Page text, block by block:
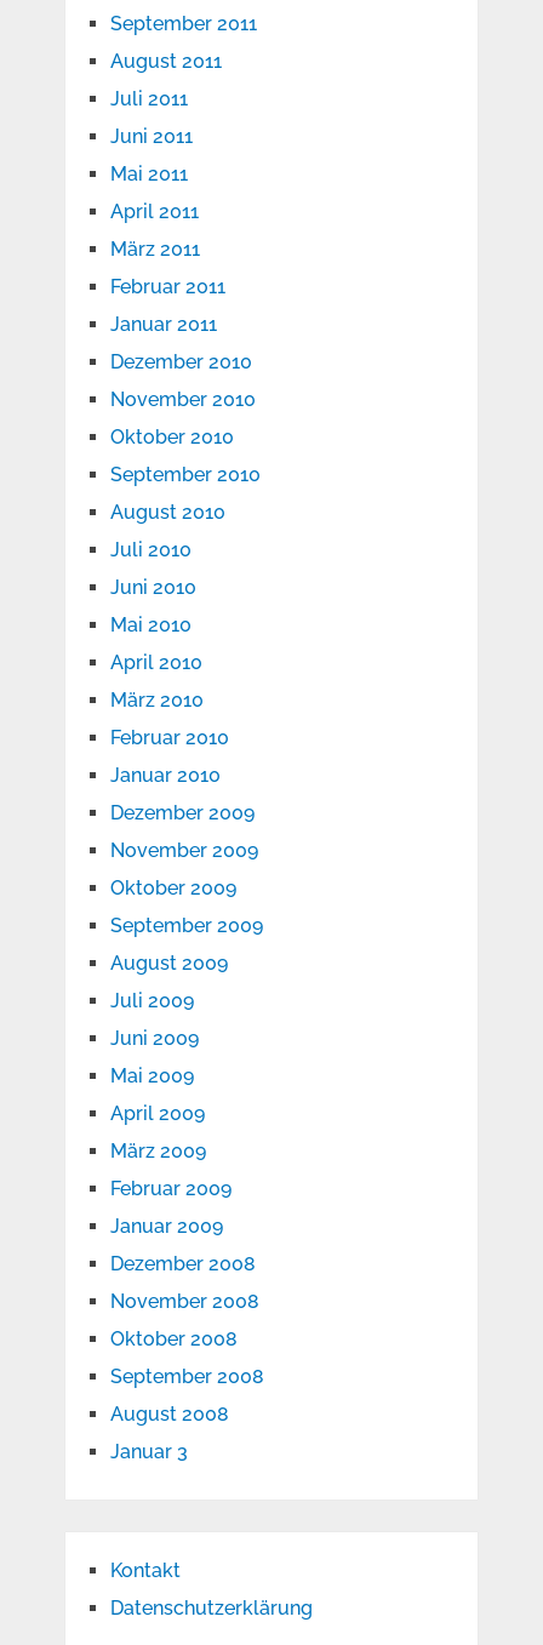
September 2011
August 2011
Juli 2011
Juni 2011
Mai 2011
April 2011
März 2011
Februar 2011
Januar 2011
Dezember 2010
November 2010
Oktober 2010
September 2010
August 2010
Juli 2010
Juni 2010
Mai 2010
April 2010
März 2010
Februar 2010
Januar 2010
Dezember 2009
November 2009
Oktober 2009
September 2009
August 2009
Juli 2009
Juni 2009
Mai 2009
April 2009
März 2009
Februar 2009
Januar 2009
Dezember 2008
November 2008
Oktober 2008
September 2008
August 2008
Januar 3
Kontakt
Datenschutzerklärung